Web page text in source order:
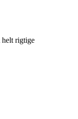
helt rigtige